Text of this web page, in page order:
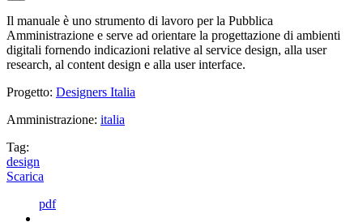
Il manuale è uno strumento di lavoro per la Pubblica
Amministrazione e serve ad orientare la progettazione di ambienti
digitali fornendo indicazioni relative al service design, alla user
research, al content design e alla user interface.
Progetto: Designers Italia
Amministrazione: italia
Tag:
design
Scarica
pdf